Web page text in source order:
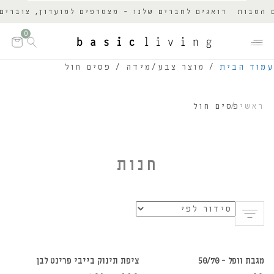
דואגים לחברים שלנו - מצטרפים למועדון, צוברים
0
עמוד הבית / מוצר צבע/מידה / פסים חול
ראשי פסים חול
חנות
מגבת וופל – 50/70
30%
ציפת תינוק בייבי פרינט לבן